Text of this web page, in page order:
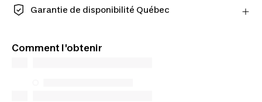
plus de temps pour retourner les produits au cas où
Garantie de disponibilité Québec
services de réparation, de pièces de rechange (en
Comment l'obtenir